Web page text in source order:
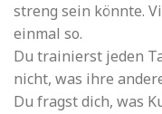
streng sein könnte.
einmal so.
Du trainierst jeden
nicht, was ihre
Du fragst dich, was